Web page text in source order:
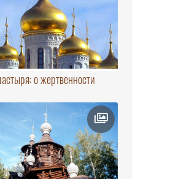
о жертвенности